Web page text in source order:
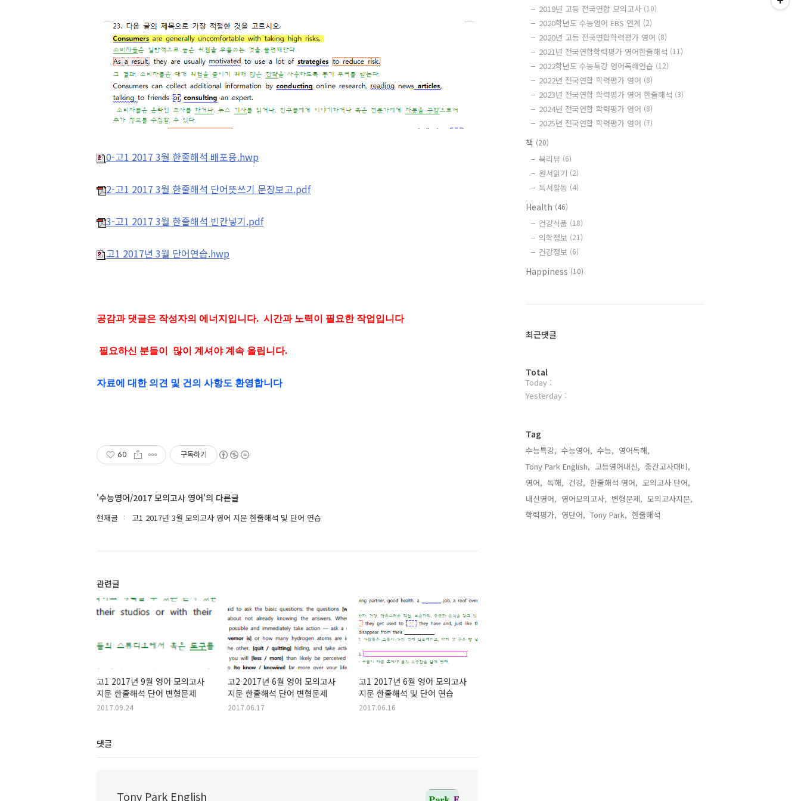
0-고1 2017 3월 한줄해석 배포용.hwp
2-고1 2017 3월 한줄해석 단어뜻쓰기 문장보고.pdf
3-고1 2017 3월 한줄해석 빈칸넣기.pdf
고1 2017년 3월 단어연습.hwp
공감과 댓글은 작성자의 에너지입니다. 시간과 노력이 필요한 작업입니다
필요하신 분들이 많이 계셔야 계속 올립니다.
자료에 대한 의견 및 건의 사항도 환영합니다
60 구독하기
'수능영어/2017 모의고사 영어'의 다른글
현재글 고1 2017년 3월 모의고사 영어 지문 한줄해석 및 단어 연습
관련글
고1 2017년 9월 영어 모의고사
지문 한줄해석 단어 변형문제
2017.09.24
고2 2017년 6월 영어 모의고사
지문 한줄해석 단어 변형문제
2017.06.17
고1 2017년 6월 영어 모의고사
지문 한줄해석 및 단어 연습
2017.06.16
댓글
Tony Park English
2019년 고등 전국연합 모의고사 (10)
2020학년도 수능영어 EBS 연계 (2)
2020년 고등 전국연합학력평가 영어 (8)
2021년 전국연합학력평가 영어한줄해석 (11)
2022학년도 수능특강 영어독해연습 (12)
2022년 전국연합 학력평가 영어 (8)
2023년 전국연합 학력평가 영어 한줄해석 (3)
2024년 전국연합 학력평가 영어 (8)
2025년 전국연합 학력평가 영어 (7)
책 (20)
북리뷰 (6)
원서읽기 (2)
독서활동 (4)
Health (46)
건강식품 (18)
의학정보 (21)
건강정보 (6)
Happiness (10)
최근댓글
방
문
자
Total
Today :
Yesterday :
Tag
수능특강, 수능영어, 수능, 영어독해,
Tony Park English, 고등영어내신, 중간고사대비,
영어, 독해, 건강, 한줄해석 영어, 모의고사 단어,
내신영어, 영어모의고사, 변형문제, 모의고사지문,
학력평가, 영단어, Tony Park, 한줄해석,